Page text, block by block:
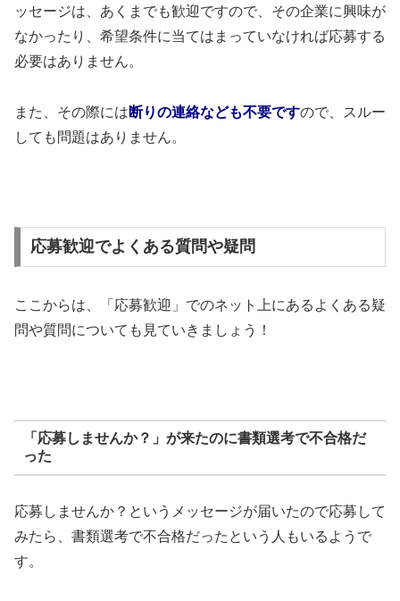
ッセージは、あくまでも歓迎ですので、その企業に興味が
なかったり、希望条件に当てはまっていなければ応募する
必要はありません。
また、その際には断りの連絡なども不要ですので、スルー
しても問題はありません。
応募歓迎でよくある質問や疑問
ここからは、「応募歓迎」でのネット上にあるよくある疑
問や質問についても見ていきましょう！
「応募しませんか？」が来たのに書類選考で不合格だ
った
応募しませんか？というメッセージが届いたので応募して
みたら、書類選考で不合格だったという人もいるようで
す。